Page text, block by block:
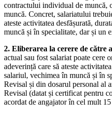
contractului individual de muncă,
muncă. Concret, salariatului
ateste activitatea desfășurată,
muncă și în specialitate, dar și un
2. Eliberarea la cerere de către
actual sau fost salariat poate cere
adeverință care să ateste
salariul, vechimea în muncă și în
Revisal și din dosarul personal al
Revisal (datat și certificat pentru
acordat de angajator în cel mult